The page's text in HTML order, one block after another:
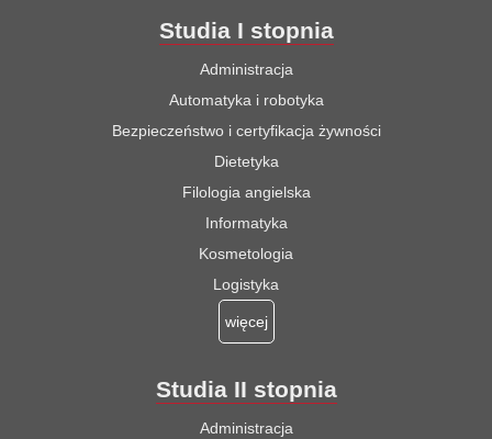
Studia I stopnia
Administracja
Automatyka i robotyka
Bezpieczeństwo i certyfikacja żywności
Dietetyka
Filologia angielska
Informatyka
Kosmetologia
Logistyka
więcej
Studia II stopnia
Administracja